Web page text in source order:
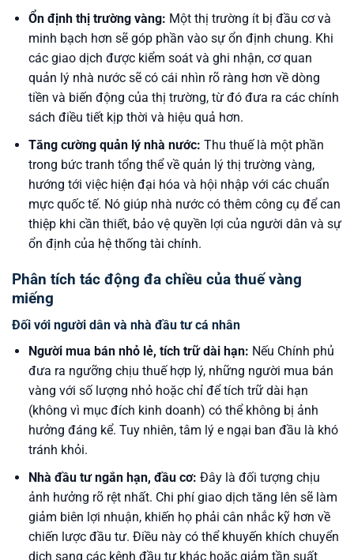
Ổn định thị trường vàng: Một thị trường ít bị đầu cơ và
minh bạch hơn sẽ góp phần vào sự ổn định chung. Khi
các giao dịch được kiểm soát và ghi nhận, cơ quan
quản lý nhà nước sẽ có cái nhìn rõ ràng hơn về dòng
tiền và biến động của thị trường, từ đó đưa ra các chính
sách điều tiết kịp thời và hiệu quả hơn.
Tăng cường quản lý nhà nước: Thu thuế là một phần
trong bức tranh tổng thể về quản lý thị trường vàng,
hướng tới việc hiện đại hóa và hội nhập với các chuẩn
mực quốc tế. Nó giúp nhà nước có thêm công cụ để can
thiệp khi cần thiết, bảo vệ quyền lợi của người dân và sự
ổn định của hệ thống tài chính.
Phân tích tác động đa chiều của thuế vàng
miếng
Đối với người dân và nhà đầu tư cá nhân
Người mua bán nhỏ lẻ, tích trữ dài hạn: Nếu Chính phủ
đưa ra ngưỡng chịu thuế hợp lý, những người mua bán
vàng với số lượng nhỏ hoặc chỉ để tích trữ dài hạn
(không vì mục đích kinh doanh) có thể không bị ảnh
hưởng đáng kể. Tuy nhiên, tâm lý e ngại ban đầu là khó
tránh khỏi.
Nhà đầu tư ngắn hạn, đầu cơ: Đây là đối tượng chịu
ảnh hưởng rõ rệt nhất. Chi phí giao dịch tăng lên sẽ làm
giảm biên lợi nhuận, khiến họ phải cân nhắc kỹ hơn về
chiến lược đầu tư. Điều này có thể khuyến khích chuyển
dịch sang các kênh đầu tư khác hoặc giảm tần suất